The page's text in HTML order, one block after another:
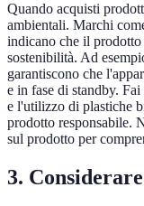
Quando acquisti
ambientali. Marchi
indicano che il prodotto
sostenibilità. Ad
garantiscono che
e in fase di standby.
e l'utilizzo di plastiche
prodotto responsabile.
sul prodotto per
3.